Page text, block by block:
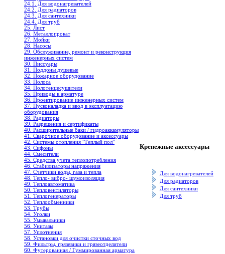
24.1. Для водонагревателей
24.2. Для радиаторов
24.3. Для сантехники
24.4. Для труб
25. Лист
26. Металлопрокат
27. Мойки
28. Насосы
29. Обслуживание, ремонт и реконструкция
инженерных систем
30. Писсуары
31. Поддоны душевые
32. Пожарное оборудование
33. Полоса
34. Полотенцесушители
35. Приводы к арматуре
36. Проектирование инженерных систем
37. Пусконаладка и ввод в эксплуатацию
оборудования
38. Радиаторы
39. Разрешения и сертификаты
40. Расширительные баки / гидроаккамуляторы
41. Сварочное оборудование и аксессуары
42. Системы отопления "Теплый пол"
43. Сифоны
44. Смесители
45. Средства учета теплопотребления
46. Стабилизаторы напряжения
47. Счетчики воды, газа и тепла
48. Тепло- вибро- шумоизоляция
49. Теплоавтоматика
50. Тепловентиляторы
51. Теплогенераторы
52. Теплообменники
53. Трубы
54. Уголки
55. Умывальники
56. Унитазы
57. Уплотнения
58. Установки для очистки сточных вод
59. Фильтры, грязевики и грязеотделители
60. Футерованная / Гуммированная арматура
Крепежные аксессуары
Для водонагревателей
Для радиаторов
Для сантехники
Для труб